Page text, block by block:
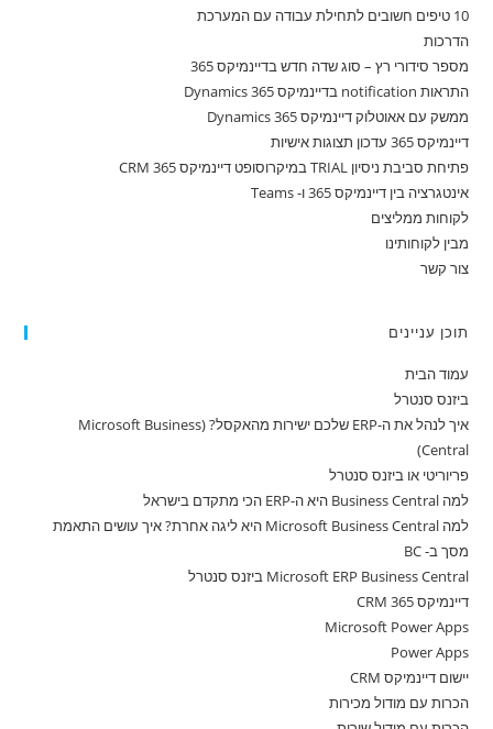
10 טיפים חשובים לתחילת עבודה עם המערכת
הדרכות
מספר סידורי רץ – סוג שדה חדש בדיינמיקס 365
התראות notification בדיינמיקס 365 Dynamics
ממשק עם אאוטלוק דיינמיקס 365 Dynamics
דיינמיקס 365 עדכון תצוגות אישיות
פתיחת סביבת ניסיון TRIAL במיקרוסופט דיינמיקס 365 CRM
אינטגרציה בין דיינמיקס 365 ו- Teams
לקוחות ממליצים
מבין לקוחותינו
צור קשר
תוכן עניינים
עמוד הבית
ביזנס סנטרל
איך לנהל את ה-ERP שלכם ישירות מהאקסל? (Microsoft Business
Central)
פריוריטי או ביזנס סנטרל
למה Business Central היא ה-ERP הכי מתקדם בישראל
למה Microsoft Business Central היא ליגה אחרת? איך עושים התאמת
מסך ב- BC
Microsoft ERP Business Central ביזנס סנטרל
דיינמיקס 365 CRM
Microsoft Power Apps
Power Apps
יישום דיינמיקס CRM
הכרות עם מודול מכירות